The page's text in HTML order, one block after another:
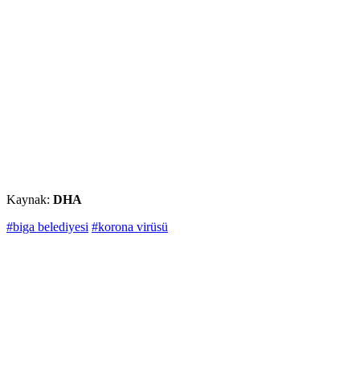
Kaynak: DHA
#biga belediyesi #korona virüsü